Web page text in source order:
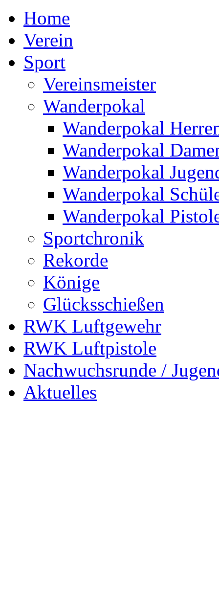
Home
Verein
Sport
Vereinsmeister
Wanderpokal
Wanderpokal
Wanderpokal
Wanderpokal
Wanderpokal
Wanderpokal
Sportchronik
Rekorde
Könige
Glücksschießen
RWK Luftgewehr
RWK Luftpistole
Nachwuchsrunde /
Aktuelles